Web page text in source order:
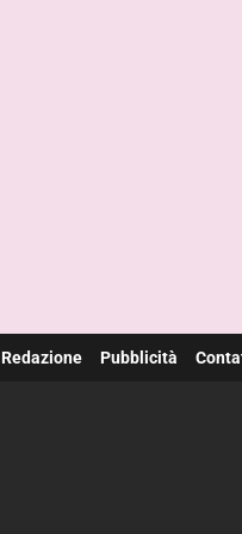
Redazione Pubblicità